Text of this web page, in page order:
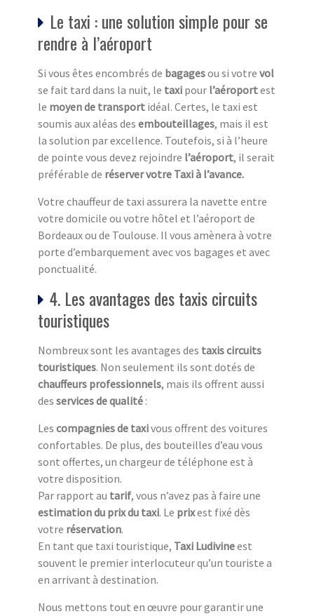
Le taxi : une solution simple pour se
rendre à l’aéroport
Si vous êtes encombrés de bagagesou si votre vol
se fait tard dans la nuit, le taxi pour l’aéroportest
le moyen de transport idéal. Certes, le taxi est
soumis aux aléas des embouteillages, mais il est
la solution par excellence. Toutefois, si à l’heure
de pointe vous devez rejoindre l’aéroport, il serait
préférable de réserver votre Taxi à l’avance.
Votre chauffeur de taxi assurera la navette entre
votre domicile ou votre hôtel et l’aéroport de
Bordeaux ou de Toulouse. Il vous amènera à votre
porte d’embarquement avec vos bagages et avec
ponctualité.
4. Les avantages des taxis circuits
touristiques
Nombreux sont les avantages des taxis circuits
touristiques. Non seulement ils sont dotés de
chauffeurs professionnels, mais ils offrent aussi
des services de qualité :
Les compagnies de taxivous offrent des voitures
confortables. De plus, des bouteilles d’eau vous
sont offertes, un chargeur de téléphone est à
votre disposition.
Par rapport au tarif, vous n’avez pas à faire une
estimation du prix du taxi. Le prixest fixé dès
votre réservation.
En tant que taxi touristique, Taxi Ludivineest
souvent le premier interlocuteur qu’un touriste a
en arrivant à destination.
Nous mettons tout en œuvre pour garantir une